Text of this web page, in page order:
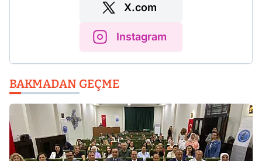
X.com
Instagram
BAKMADAN GEÇME